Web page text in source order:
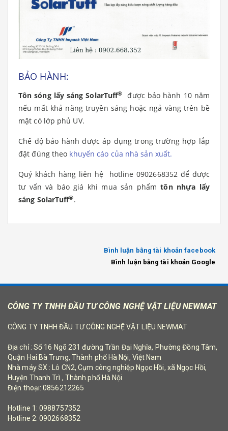
BẢO HÀNH:
Tôn sóng lấy sáng SolarTuff®
được bảo hành 10 năm
nếu mất khả năng truyền sáng hoặc ngả vàng trên bề
mặt có lớp phủ UV.
Chế độ bảo hành được áp dụng trong trường hợp lắp
đặt đúng theo khuyến cáo của nhà sản xuất.
Quý khách hàng liên hệ hotline 0902668352 để được
tư vấn và báo giá khi mua sản phẩmtôn nhựa lấy
sáng SolarTuff®.
Bình luận bằng tài khoản facebook
Bình luận bằng tài khoản Google
CÔNG TY TNHH ĐẦU TƯ CÔNG NGHỆ VẬT LIỆU NEWMAT
CÔNG TY TNHH ĐẦU TƯ CÔNG NGHỆ VẬT LIỆU NEWMAT
Địa chỉ : Số 16 Ngõ 231 đường Trần Đại Nghĩa, Phường Đồng Tâm,
Quận Hai Bà Trưng, Thành phố Hà Nội, Việt Nam
Nhà máy SX : Lô CN2, Cụm công nghiệp Ngọc Hồi, xã Ngọc Hồi,
Huyện Thanh Trì , Thành phố Hà Nội
Điện thoại: 0856212265
Hotline 1: 0988757352
Hotline 2: 0902668352